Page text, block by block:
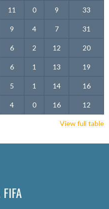
11 0 9 33
9 4 7 31
6 2 12 20
6 1 13 19
5 1 14 16
4 0 16 12
View full table